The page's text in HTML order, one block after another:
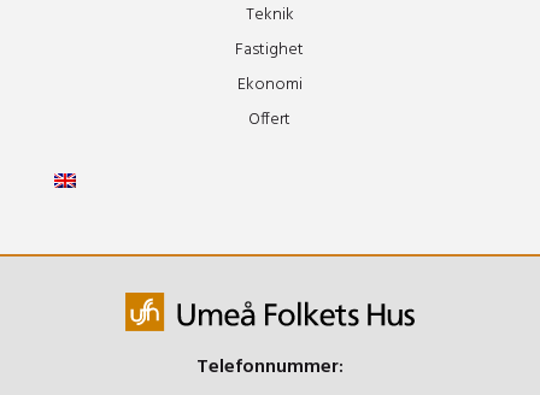
Teknik
Fastighet
Ekonomi
Offert
Telefonnummer: